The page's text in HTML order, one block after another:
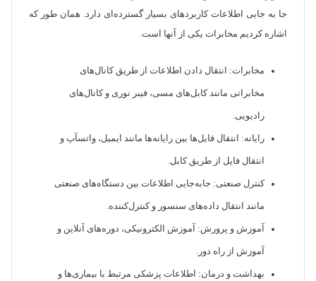
جا به جایی اطلاعات کاربردهای بسیار گسترده‌ای دارد. همان طور که
اشاره کردیم مخابرات یکی از آنها است.
مخابرات: انتقال دادن اطلاعات از طریق کانال‌های
مخابراتی مانند کابل‌های مسی، فیبر نوری و کانال‌های
رادیویی.
رایانه: انتقال فایل‌ها بین رایانه‌ها مانند ایمیل، واتسآپ و
انتقال فایل از طریق کابل.
کنترل صنعتی: جابه‌جایی اطلاعات بین دستگاه‌های صنعتی
مانند انتقال داده‌های سنسور و کنترل‌کننده.
آموزش و پرورش: آموزش الکترونیکی، دوره‌های آنلاین و
آموزش از راه دور.
بهداشت و درمان: اطلاعات پزشکی مرتبط با بیماری‌ها و